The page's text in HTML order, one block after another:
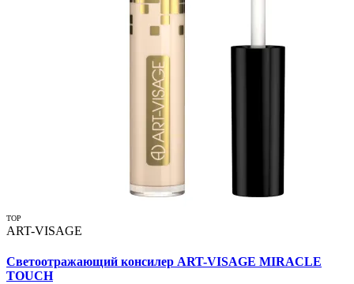
TOP
ART-VISAGE
Светоотражающий консилер ART-VISAGE MIRACLE
TOUCH